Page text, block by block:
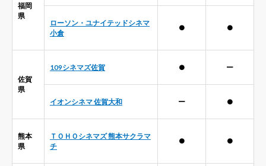
福岡
県
ローソン・ユナイテッドシネマ
小倉
● ●
佐賀
県
109シネマズ佐賀 ● ー
イオンシネマ 佐賀大和 ー ●
熊本
県
ＴＯＨＯシネマズ 熊本サクラマ
チ
● ●